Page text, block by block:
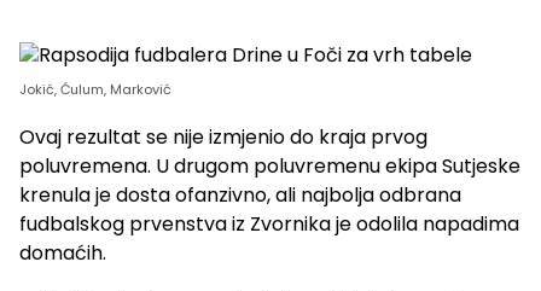
Jokić, Ćulum, Marković
Ovaj rezultat se nije izmjenio do kraja prvog
poluvremena. U drugom poluvremenu ekipa Sutjeske
krenula je dosta ofanzivno, ali najbolja odbrana
fudbalskog prvenstva iz Zvornika je odolila napadima
domaćih.